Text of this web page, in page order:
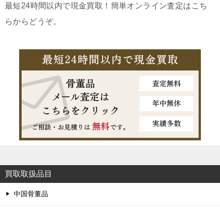
最短24時間以内で現金買取！簡単オンライン査定はこち
らからどうぞ。
買取取扱品目
中国骨董品